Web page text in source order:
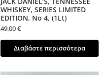
WHISKEY, SERIES LIMITED
EDITION, No 4, (1Lt)
49,00€
Διαβάστε περισσότερα